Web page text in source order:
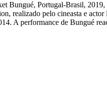
Bungué, Portugal-Brasil, 2019,
realizado pelo cineasta e
A performance de Bungué